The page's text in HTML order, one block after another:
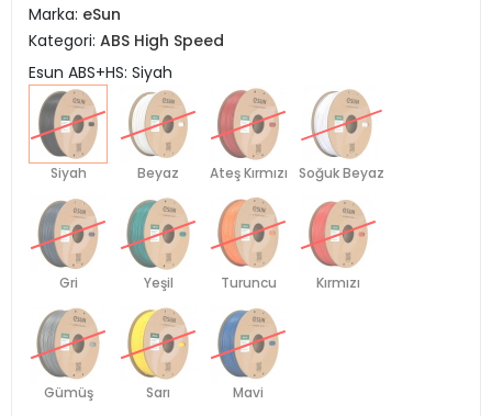
Marka: eSun
Kategori: ABS High Speed
Esun ABS+HS: Siyah
Siyah Beyaz Ateş Kırmızı Soğuk Beyaz
Gri Yeşil Turuncu Kırmızı
Gümüş Sarı Mavi